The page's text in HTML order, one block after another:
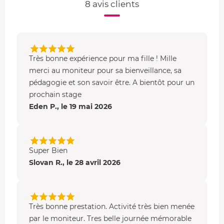
8 avis clients
Très bonne expérience pour ma fille ! Mille
merci au moniteur pour sa bienveillance, sa
pédagogie et son savoir être. A bientôt pour un
prochain stage
Eden P., le 19 mai 2026
Super Bien
Slovan R., le 28 avril 2026
Très bonne prestation. Activité très bien menée
par le moniteur. Tres belle journée mémorable